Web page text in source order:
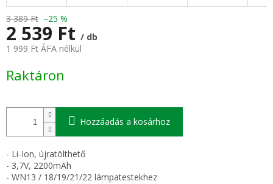
3 389 Ft –25 %
2 539 Ft / db
1 999 Ft ÁFA nélkül
Raktáron
Hozzáadás a kosárhoz
- Li-Ion, újratölthető
- 3,7V, 2200mAh
- WN13 / 18/19/21/22 lámpatestekhez